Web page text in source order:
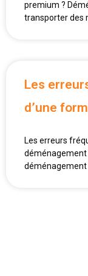
premium ?
transporter des
Les
d’une
Les erreurs
déménagement